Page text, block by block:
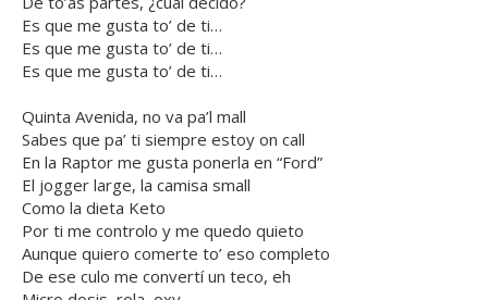
Es que me gusta to’ de ti…
Es que me gusta to’ de ti…
Es que me gusta to’ de ti…
Quinta Avenida, no va pa’l mall
Sabes que pa’ ti siempre estoy on call
En la Raptor me gusta ponerla en “Ford”
El jogger large, la camisa small
Como la dieta Keto
Por ti me controlo y me quedo quieto
Aunque quiero comerte to’ eso completo
De ese culo me convertí un teco, eh